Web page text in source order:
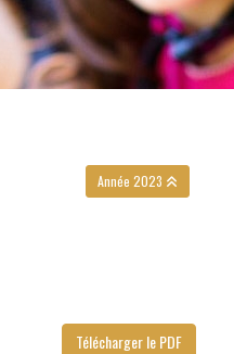
Année 2023
Télécharger le PDF